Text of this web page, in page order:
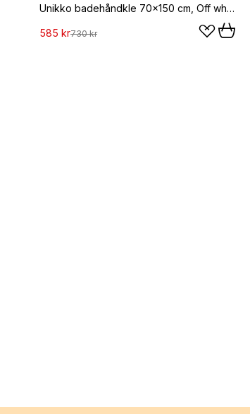
Unikko badehåndkle 70x150 cm, Off white-lin
585 kr730 kr